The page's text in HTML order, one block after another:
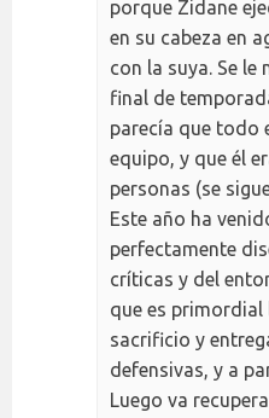
porque Zidane
en su cabeza en
con la suya. Se
final de
parecía que todo
equipo, y que él
personas (se
Este año ha
perfectamente
críticas y del
que es
sacrificio y
defensivas, y a
Luego va